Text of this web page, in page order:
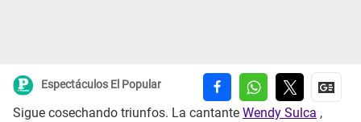
Espectáculos El Popular
Sigue cosechando triunfos. La cantante Wendy Sulca ,